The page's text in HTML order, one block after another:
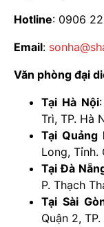
Hotline: 0906
Email:
Văn phòng đại
Tại Hà Nội
Trì, TP. Hà
Tại Quảng
Long, Tỉnh.
Tại Đà
P. Thạch
Tại Sài
Quận 2,